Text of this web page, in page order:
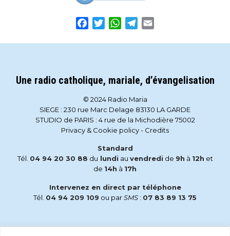
Facebook
TwitterWhatsApp
Telegram
Une radio catholique, mariale, d’évangelisation
© 2024 Radio Maria
SIEGE : 230 rue Marc Delage 83130 LA GARDE
STUDIO de PARIS : 4 rue de la Michodière 75002
Privacy & Cookie policy- Credits
Standard
Tél. 04 94 20 30 88 du lundi au vendredi de 9h à 12h et
de 14h à 17h
Intervenez en direct par téléphone
Tél. 04 94 209 109 ou parSMS : 07 83 89 13 75